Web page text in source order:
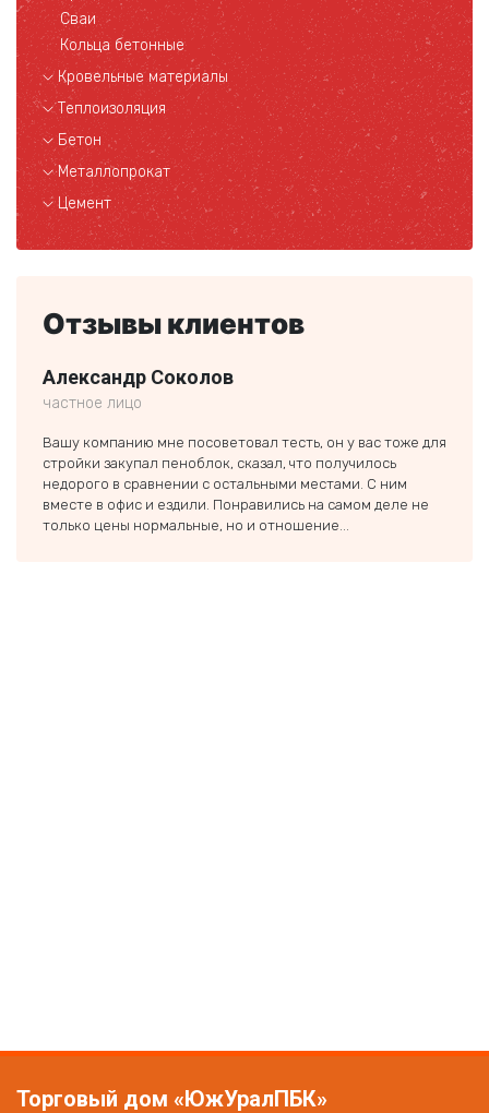
Сваи
Кольца бетонные
Кровельные материалы
Теплоизоляция
Бетон
Металлопрокат
Цемент
Отзывы клиентов
Александр Соколов
частное лицо
Вашу компанию мне посоветовал тесть, он у вас тоже для
стройки закупал пеноблок, сказал, что получилось
недорого в сравнении с остальными местами. С ним
вместе в офис и ездили. Понравились на самом деле не
только цены нормальные, но и отношение...
Торговый дом «ЮжУралПБК»